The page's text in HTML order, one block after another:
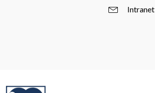
Intranet